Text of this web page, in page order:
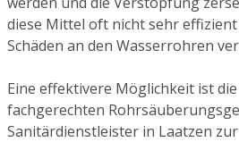
diese Mittel oft nicht sehr
Schäden an den Wasserrohren
Eine effektivere Möglichkeit ist
fachgerechten
Sanitärdienstleister in Laatzen